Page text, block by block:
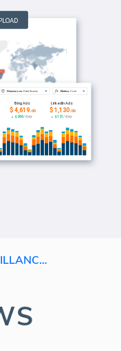
LOGICIEL DE RAPPORT DE SURVEILLANCE DE MARQUE